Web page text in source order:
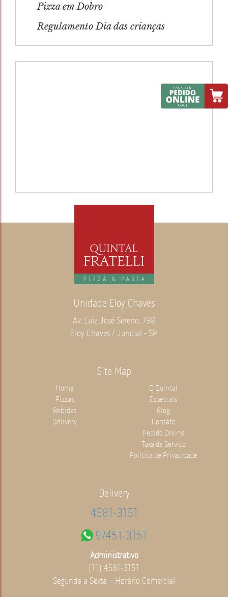
Pizza em Dobro
Regulamento Dia das crianças
Unidade Eloy Chaves
Av. Luiz José Sereno, 798
Eloy Chaves / Jundiaí - SP
Site Map
Home
Pizzas
Bebidas
Delivery
O Quintal
Especiais
Blog
Contato
Pedido Online
Taxa de Serviço
Politica de Privacidade
Delivery
4581-3151
97451-3151
Administrativo
(11) 4581-3151
Segunda a Sexta – Horário Comercial